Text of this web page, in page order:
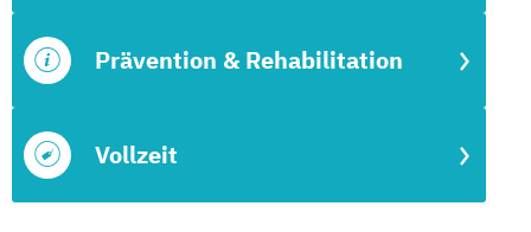
Vollzeit
Prävention & Rehabilitation